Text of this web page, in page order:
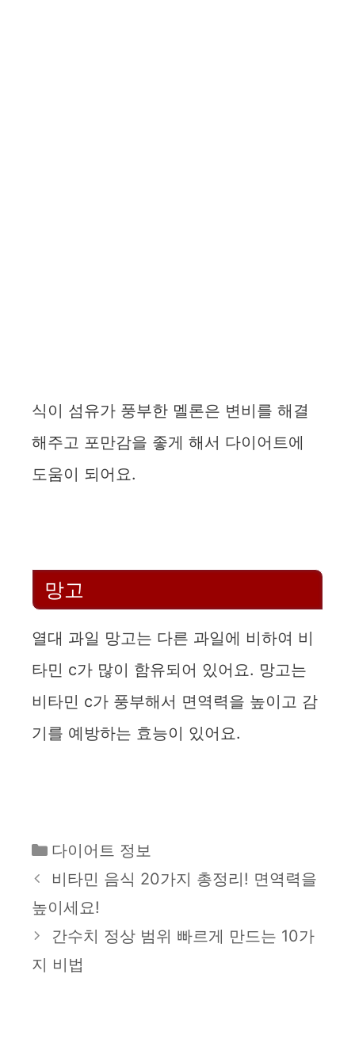
식이 섬유가 풍부한 멜론은 변비를 해결
해주고 포만감을 좋게 해서 다이어트에
도움이 되어요.
망고
열대 과일 망고는 다른 과일에 비하여 비
타민 c가 많이 함유되어 있어요. 망고는
비타민 c가 풍부해서 면역력을 높이고 감
기를 예방하는 효능이 있어요.
카
테
리
다이어트 정보
비타민 음식 20가지 총정리! 면역력을
높이세요!
간수치 정상 범위 빠르게 만드는 10가
지 비법